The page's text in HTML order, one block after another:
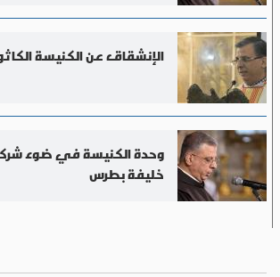
الإنشقاق عن الكنيسة
وحدة الكنيسة في ضوء
خليفة بطرس